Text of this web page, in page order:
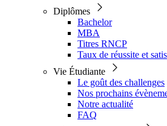
Diplômes
Bachelor
MBA
Titres RNCP
Taux de réussite et
Vie Étudiante
Le goût des challenges
Nos prochains
Notre actualité
FAQ